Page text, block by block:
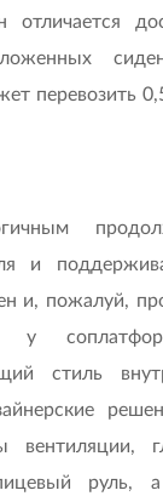
перевозить
и
и, пожалуй,
у
стиль
вентиляции,
руль,